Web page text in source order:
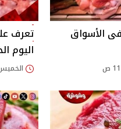
اليوم
الخميس 04/سبتمبر/2025